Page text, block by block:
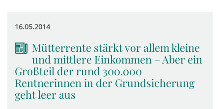
16.05.2014
Mütterrente stärkt vor allem kleine
und mittlere Einkommen – Aber ein
Großteil der rund 300.000
Rentnerinnen in der Grundsicherung
geht leer aus